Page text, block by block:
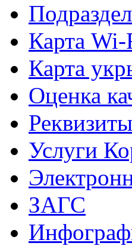
Карта Wi-
Карта
Оценка
Услуги
ЗАГС